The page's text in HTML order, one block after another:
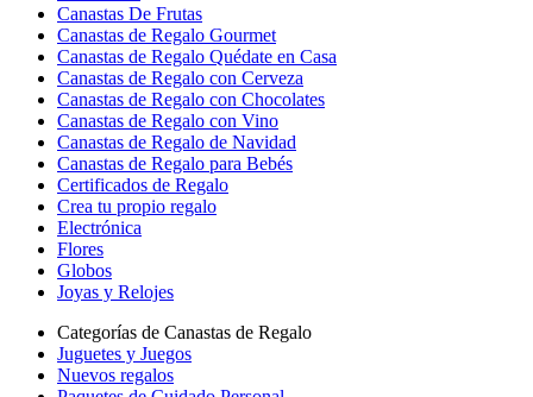
Canastas De Frutas
Canastas de Regalo Gourmet
Canastas de Regalo Quédate en Casa
Canastas de Regalo con Cerveza
Canastas de Regalo con Chocolates
Canastas de Regalo con Vino
Canastas de Regalo de Navidad
Canastas de Regalo para Bebés
Certificados de Regalo
Crea tu propio regalo
Electrónica
Flores
Globos
Joyas y Relojes
Categorías de Canastas de Regalo
Juguetes y Juegos
Nuevos regalos